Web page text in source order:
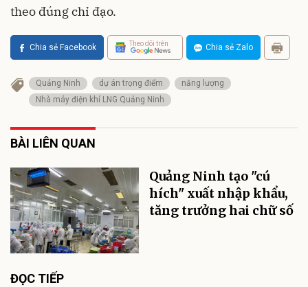
theo đúng chỉ đạo.
Chia sẻ Facebook Theo dõi trên Chia sẻ Zalo
Quảng Ninh dự án trọng điểm
năng lượng
Nhà máy điện khí LNG Quảng Ninh
BÀI LIÊN QUAN
Quảng Ninh tạo "cú
hích" xuất nhập khẩu,
tăng trưởng hai chữ số
ĐỌC TIẾP